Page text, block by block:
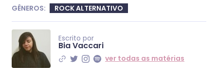
GÊNEROS: ROCK ALTERNATIVO
Escrito por
Bia Vaccari
ver todas as matérias